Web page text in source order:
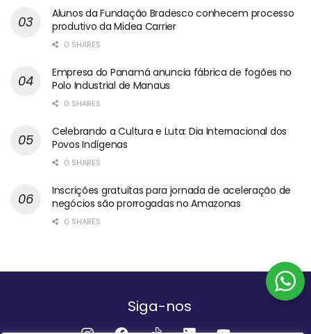
Alunos da Fundação Bradesco conhecem processo
produtivo da Midea Carrier
0 SHARES
Empresa do Panamá anuncia fábrica de fogões no
Polo Industrial de Manaus
0 SHARES
Celebrando a Cultura e Luta: Dia Internacional dos
Povos Indígenas
0 SHARES
Inscrições gratuitas para jornada de aceleração de
negócios são prorrogadas no Amazonas
0 SHARES
Siga-nos